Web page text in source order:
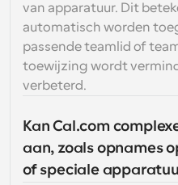
van apparatuur. Dit
automatisch worden
passende teamlid of
toewijzing wordt
verbeterd.
Kan Cal.com
aan, zoals opnames
of speciale